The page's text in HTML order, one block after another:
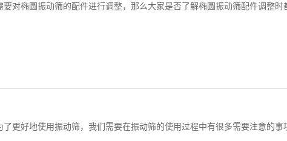
对椭圆振动筛的配件进行调整，那么大家是否了解椭圆振动筛配件调整时
更好地使用振动筛，我们需要在振动筛的使用过程中有很多需要注意的事